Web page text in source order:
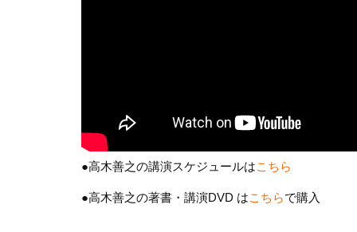
●高木善之の講演スケジュールはこちら
●高木善之の著書・講演DVD はこちらで購入